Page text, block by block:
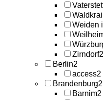
Weiden
Zirndorf2
Berlin2
access2
Brandenburg2
Barnim2